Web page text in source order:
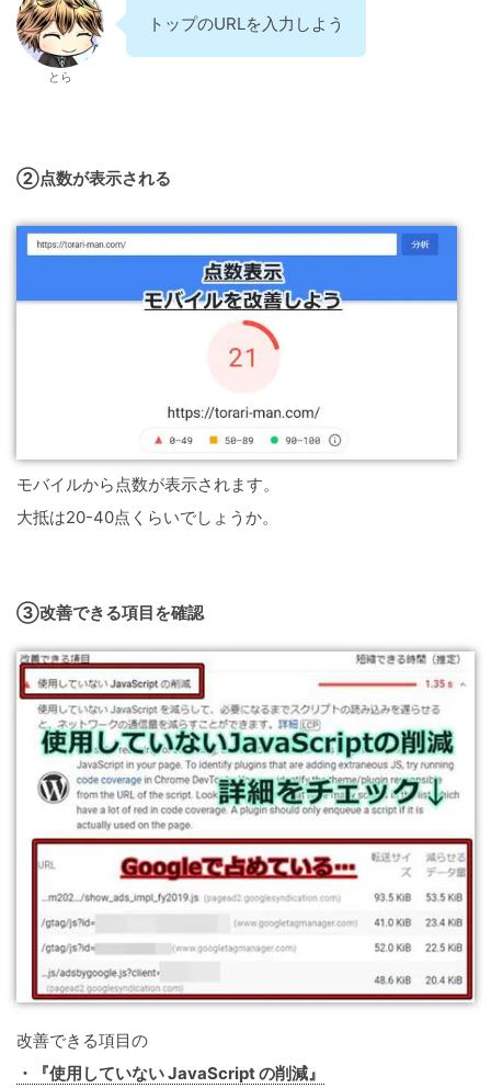
とら
トップのURLを入力しよう
②点数が表示される
モバイルから点数が表示されます。
大抵は20-40点くらいでしょうか。
③改善できる項目を確認
改善できる項目の
・『使用していない JavaScript の削減』